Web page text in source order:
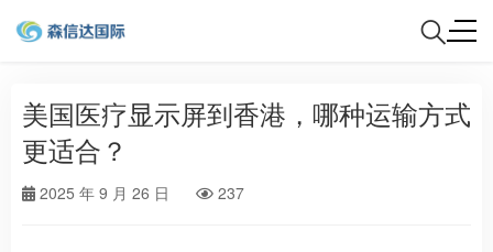
美国医疗显示屏到香港，哪种运输方式
更适合？
2025 年 9 月 26 日 237